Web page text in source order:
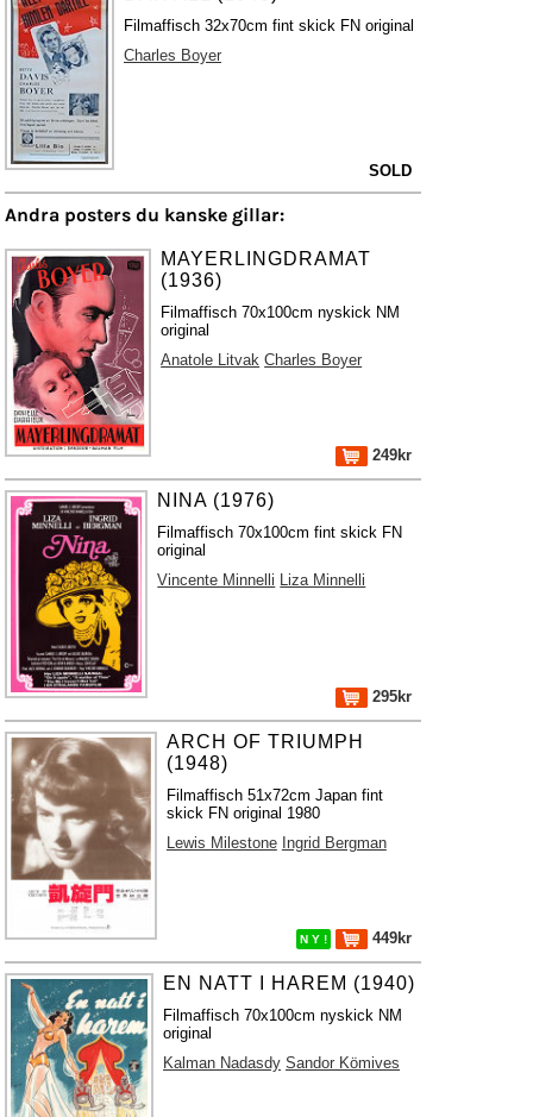
Filmaffisch 32x70cm fint skick FN original
Charles Boyer
SOLD
Andra posters du kanske gillar:
MAYERLINGDRAMAT
(1936)
Filmaffisch 70x100cm nyskick NM
original
Anatole Litvak Charles Boyer
249kr
NINA (1976)
Filmaffisch 70x100cm fint skick FN
original
Vincente Minnelli Liza Minnelli
295kr
ARCH OF TRIUMPH
(1948)
Filmaffisch 51x72cm Japan fint
skick FN original 1980
Lewis Milestone Ingrid Bergman
N Y ! 449kr
EN NATT I HAREM (1940)
Filmaffisch 70x100cm nyskick NM
original
Kalman Nadasdy Sandor Kömives